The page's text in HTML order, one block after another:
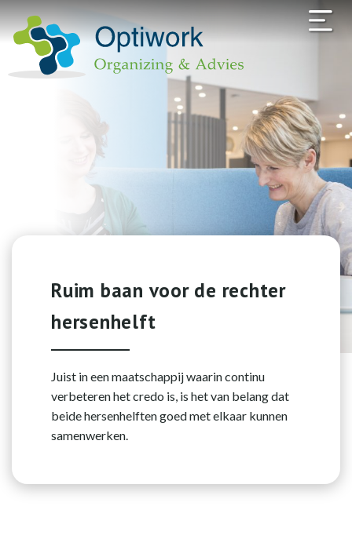
Ruim baan voor de rechter
hersenhelft
Juist in een maatschappij waarin continu
verbeteren het credo is, is het van belang dat
beide hersenhelften goed met elkaar kunnen
samenwerken.